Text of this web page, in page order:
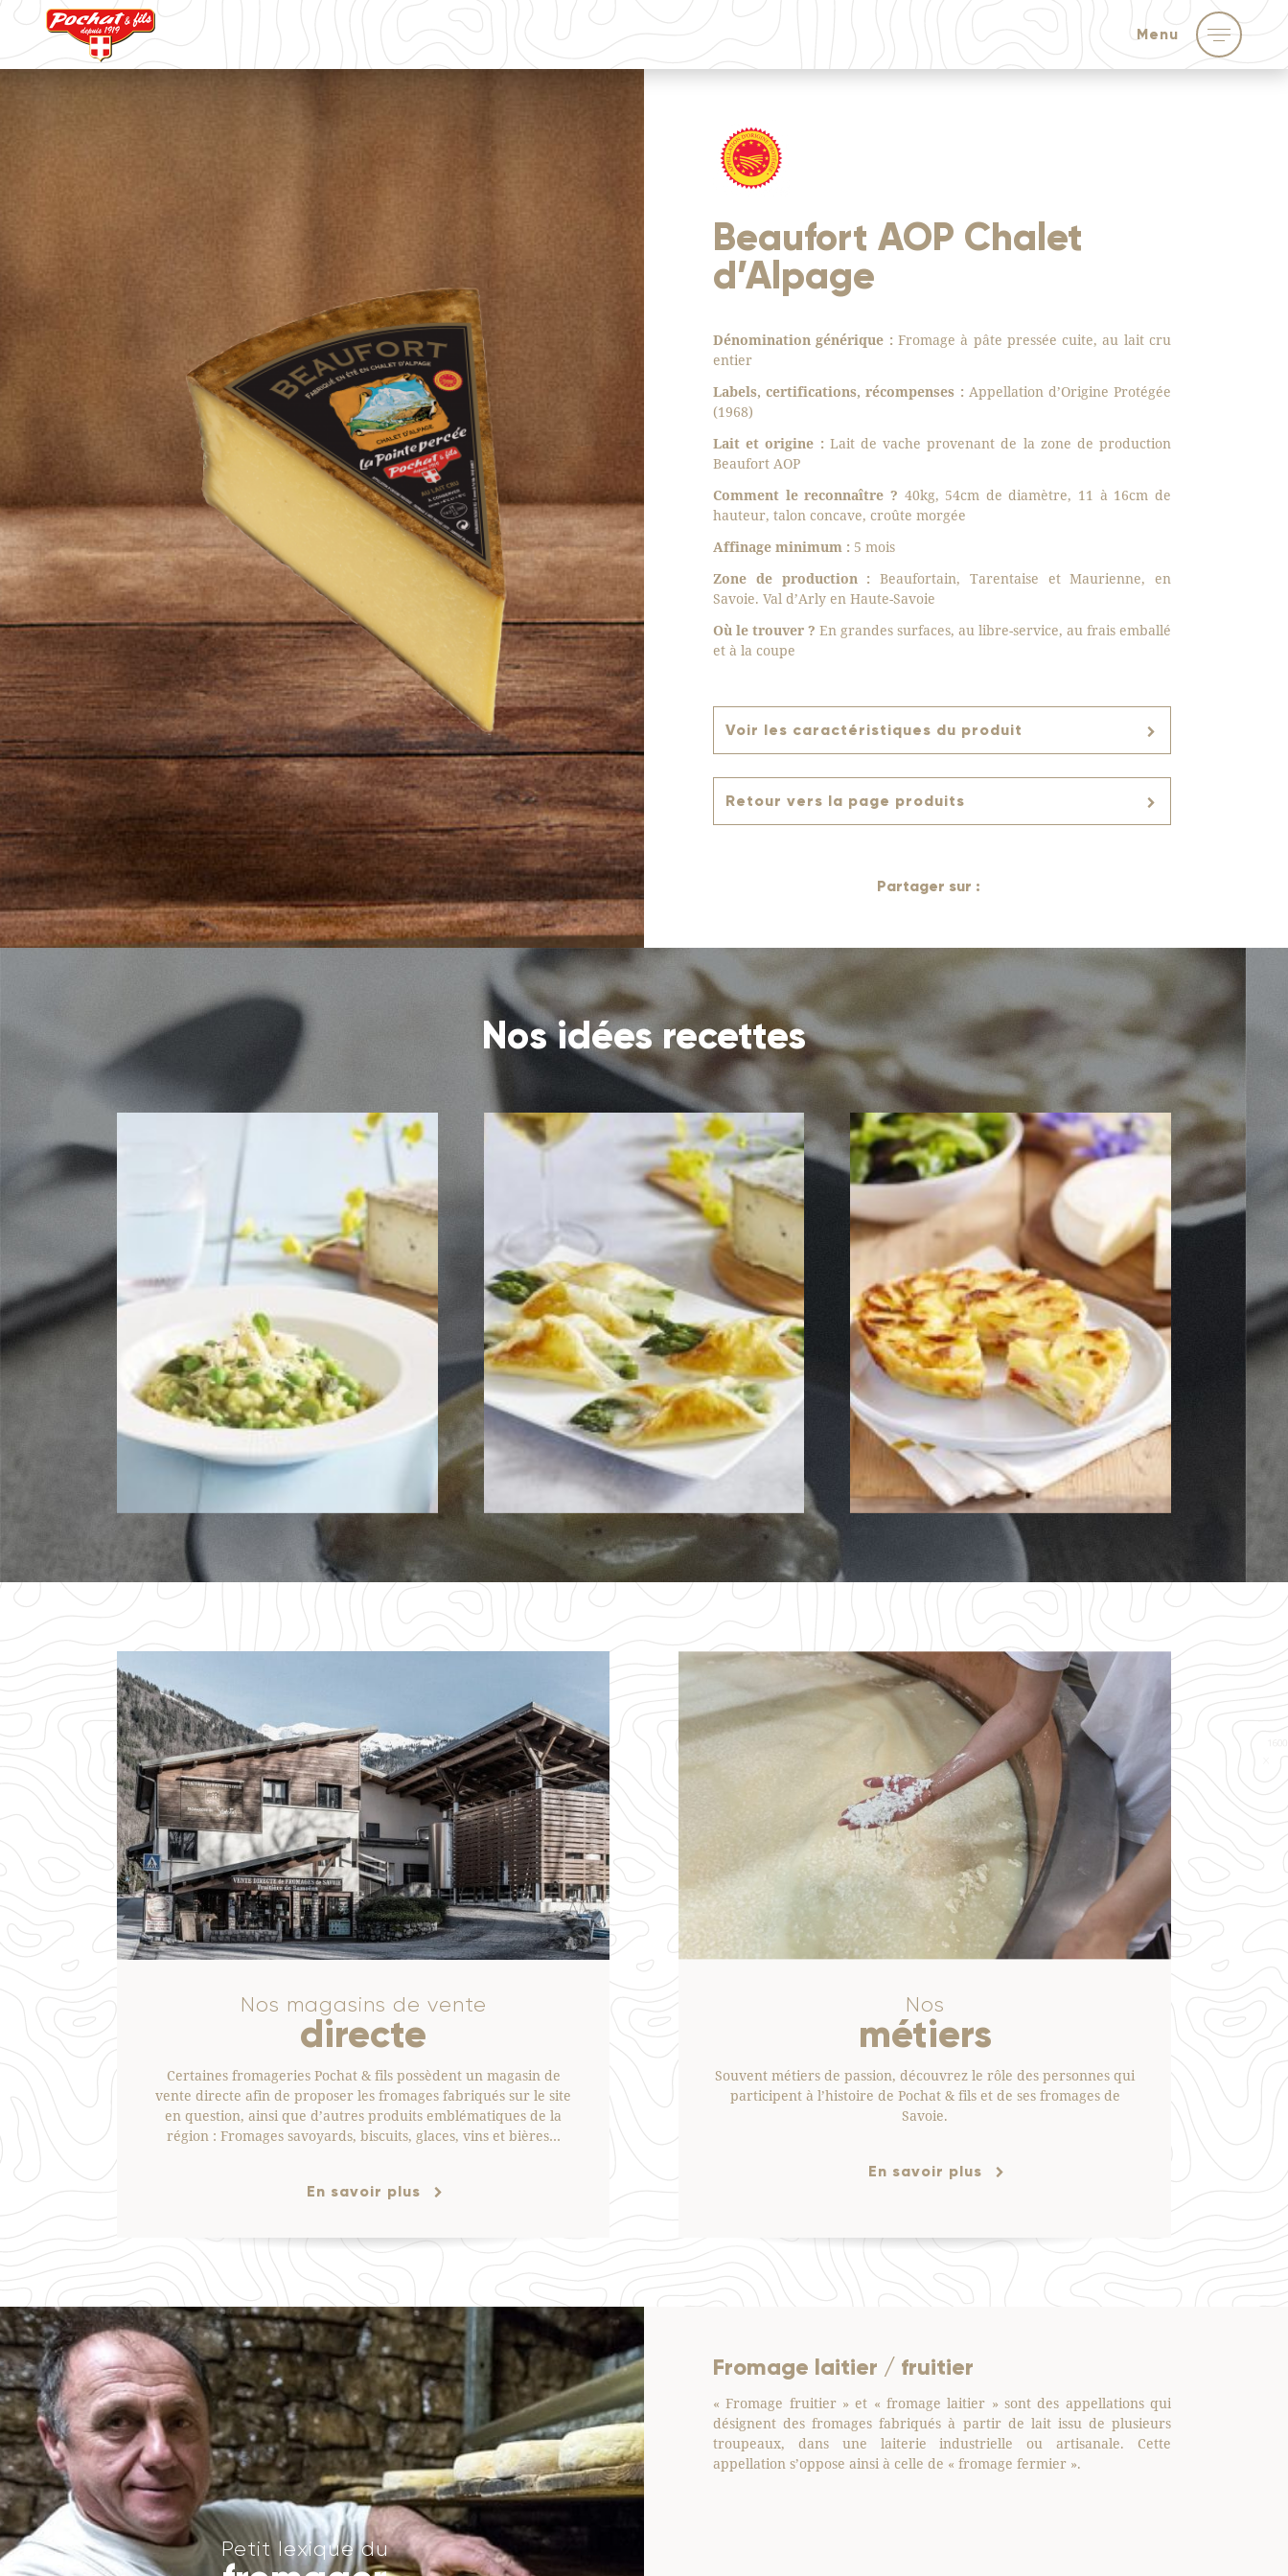
Menu
Beaufort AOP Chalet
d’Alpage
Dénomination générique : Fromage à pâte pressée cuite, au lait cru
entier
Labels, certifications, récompenses : Appellation d’Origine Protégée
(1968)
Lait et origine : Lait de vache provenant de la zone de production
Beaufort AOP
Comment le reconnaître ? 40kg, 54cm de diamètre, 11 à 16cm de
hauteur, talon concave, croûte morgée
Affinage minimum : 5 mois
Zone de production : Beaufortain, Tarentaise et Maurienne, en
Savoie. Val d’Arly en Haute-Savoie
Où le trouver ? En grandes surfaces, au libre-service, au frais emballé
et à la coupe
Voir les caractéristiques du produit
Retour vers la page produits
Partager sur :
Nos idées recettes
Risotto vert de printemps
Feuilleté Asperge,
jambon cru, Tomme à la
truffe
Découvrir la recette
Tartiflette revisitée façon
estivale
Découvrir la recette
Nos magasins de vente
directe
Certaines fromageries Pochat & fils possèdent un magasin de
vente directe afin de proposer les fromages fabriqués sur le site
en question, ainsi que d’autres produits emblématiques de la
région : Fromages savoyards, biscuits, glaces, vins et bières…
En savoir plus
Nos
métiers
Souvent métiers de passion, découvrez le rôle des personnes qui
participent à l’histoire de Pochat & fils et de ses fromages de
Savoie.
En savoir plus
Petit lexique du
de fabrication du fromage. Elle
grâce à l’ajout d’enzymes appelées
cette coagulation du lait. On
« caillé ».
Coopérative laitière
Une coopérative laitière est une entreprise qui appartient à plusieurs
producteurs de lait. C’est donc une entreprise collective où les
associés mettent en commun leurs investissements, ressources,
matériels et bétails pour exercer au mieux leur métier et valoriser
leur production.
Fromage laitier / fruitier
« Fromage fruitier » et « fromage laitier » sont des appellations qui
désignent des fromages fabriqués à partir de lait issu de plusieurs
troupeaux, dans une laiterie industrielle ou artisanale. Cette
appellation s’oppose ainsi à celle de « fromage fermier ».